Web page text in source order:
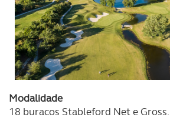
Modalidade
18 buracos Stableford Net e Gross.